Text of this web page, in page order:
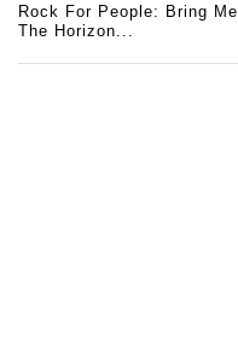
Rock For People: Bring Me
The Horizon...